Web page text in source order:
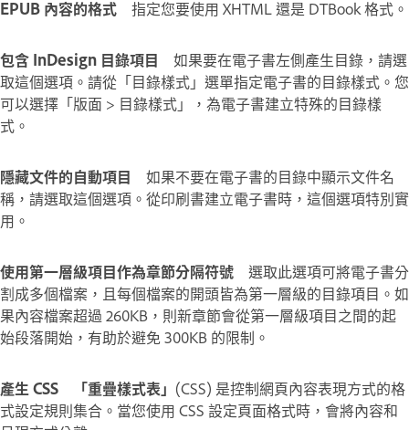
EPUB 內容的格式 指定您要使用 XHTML 還是 DTBook 格式。
包含 InDesign 目錄項目
如果要在電子書左側產生目錄，請選
取這個選項。請從「目錄樣式」選單指定電子書的目錄樣式。您
可以選擇「版面 > 目錄樣式」，為電子書建立特殊的目錄樣
式。
隱藏文件的自動項目
如果不要在電子書的目錄中顯示文件名
稱，請選取這個選項。從印刷書建立電子書時，這個選項特別實
用。
使用第一層級項目作為章節分隔符號
選取此選項可將電子書分
割成多個檔案，且每個檔案的開頭皆為第一層級的目錄項目。如
果內容檔案超過 260KB，則新章節會從第一層級項目之間的起
始段落開始，有助於避免 300KB 的限制。
產生 CSS 「重疊樣式表」 (CSS) 是控制網頁內容表現方式的格
式設定規則集合。當您使用 CSS 設定頁面格式時，會將內容和